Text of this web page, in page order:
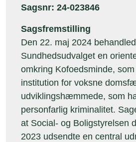
Sagsnr: 24-023846
Sagsfremstilling
Den 22. maj 2024
Sundhedsudvalget en
omkring Kofoedsminde,
institution for voksne
udviklingshæmmede, som
personfarlig kriminalitet.
at Social- og Boligstyrelsen
2023 udsendte en central